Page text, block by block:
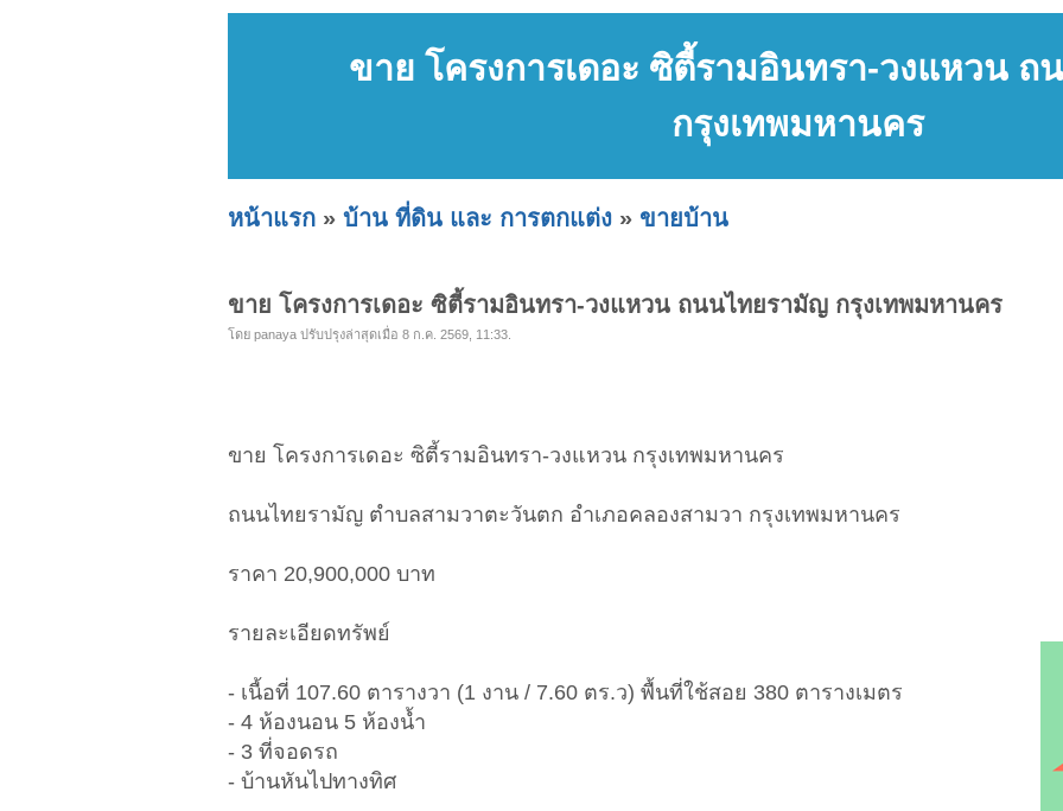
ขาย โครงการเดอะ ซิตี้รามอินทรา-วงแหวน
กรุงเทพมหานคร
หน้าแรก » บ้าน ที่ดิน และ การตกแต่ง » ขายบ้าน
ขาย โครงการเดอะ ซิตี้รามอินทรา-วงแหวน ถนนไทยรามัญ กรุงเทพมหานคร
โดย panaya ปรับปรุงล่าสุดเมื่อ 8 ก.ค. 2569, 11:33.
ขาย โครงการเดอะ ซิตี้รามอินทรา-วงแหวน กรุงเทพมหานคร
ถนนไทยรามัญ ตำบลสามวาตะวันตก อำเภอคลองสามวา กรุงเทพมหานคร
ราคา 20,900,000 บาท
รายละเอียดทรัพย์
- เนื้อที่ 107.60 ตารางวา (1 งาน / 7.60 ตร.ว) พื้นที่ใช้สอย 380 ตารางเมตร
- 4 ห้องนอน 5 ห้องน้ำ
- 3 ที่จอดรถ
- บ้านหันไปทางทิศ